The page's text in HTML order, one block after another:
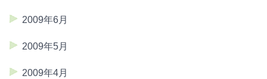
2009年6月
2009年5月
2009年4月